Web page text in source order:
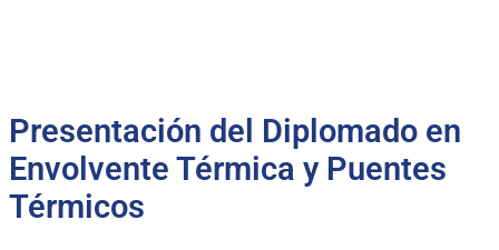
Presentación del Diplomado en
Envolvente Térmica y Puentes
Térmicos